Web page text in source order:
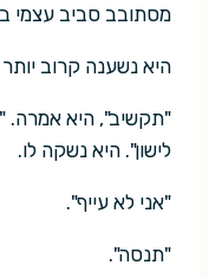
מסתובב סביב עצמי
היא נשענה קרוב יותר
"תקשיב", היא אמרה.
לישון". היא נשקה לו.
"אני לא עייף".
"תנסה".